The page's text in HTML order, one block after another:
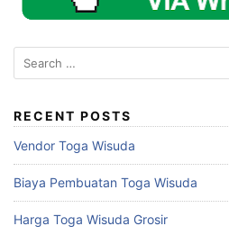
Search
for:
RECENT POSTS
Vendor Toga Wisuda
Biaya Pembuatan Toga Wisuda
Harga Toga Wisuda Grosir